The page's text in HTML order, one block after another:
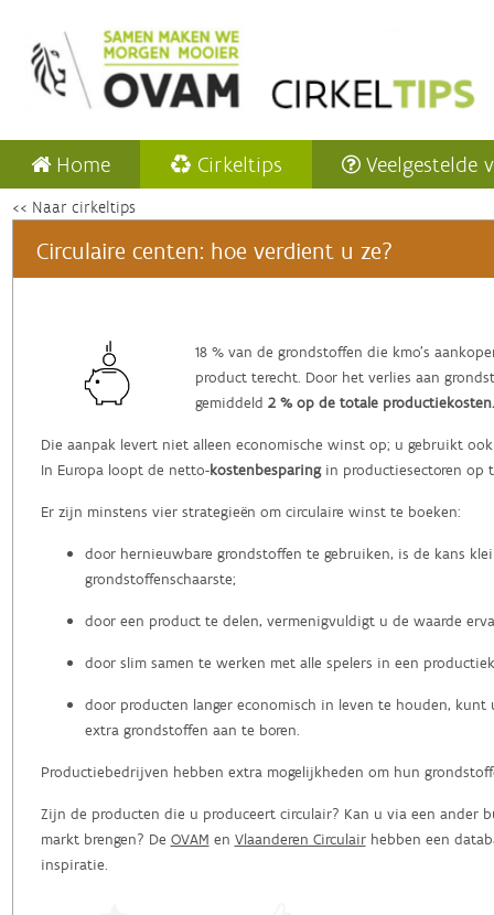
Home Cirkeltips Veelgestelde
<< Naar cirkeltips
Circulaire centen: hoe verdient u ze?
‌18 % van de grondstoffen die kmo’s
product terecht. Door het verlies aan
gemiddeld 2 % op de totale productiekosten.
Die aanpak levert niet alleen economische winst op; u gebruikt
In Europa loopt de netto-kostenbesparingin productiesectoren op
Er zijn minstens vier strategieën om circulaire winst te boeken:
door hernieuwbare grondstoffen te gebruiken, is de kans
grondstoffenschaarste;
door een product te delen, vermenigvuldigt u de waarde
door slim samen te werken met alle spelers in een
door producten langer economisch in leven te houden,
extra grondstoffen aan te boren.
Productiebedrijven hebben extra mogelijkheden om hun
Zijn de producten die u produceert circulair? Kan u via een ander
markt brengen? De OVAM en Vlaanderen Circulairhebben een
inspiratie.